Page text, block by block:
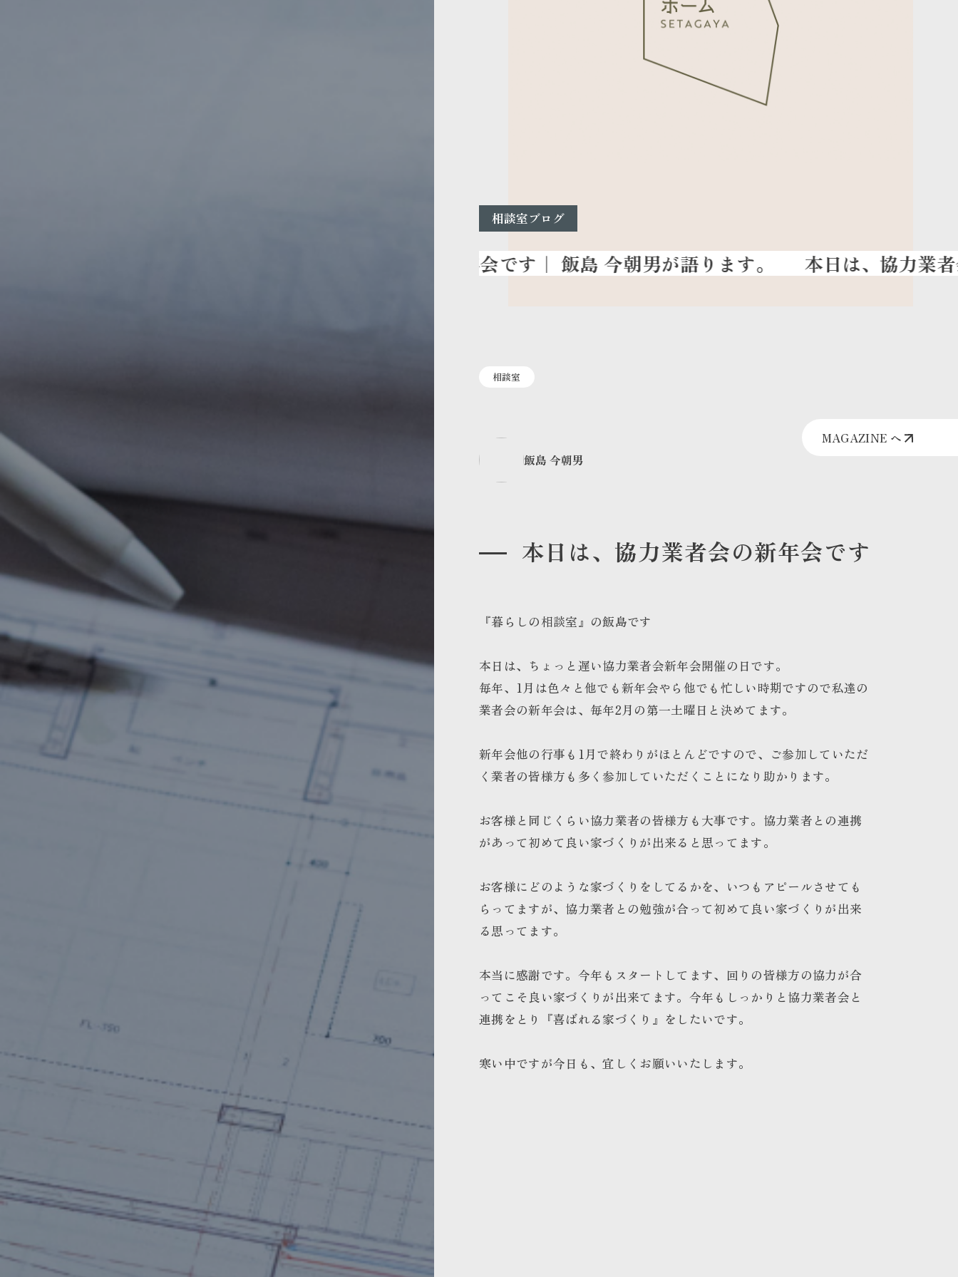
相談室ブログ
本日は、協力業者会の新
相談室
MAGAZINE へ
飯島 今朝男
本日は、協力業者会の新年会です
『暮らしの相談室』の飯島です
本日は、ちょっと遅い協力業者会新年会開催の日です。
毎年、1月は色々と他でも新年会やら他でも忙しい時期ですので私達の
業者会の新年会は、毎年2月の第一土曜日と決めてます。
新年会他の行事も1月で終わりがほとんどですので、ご参加していただ
く業者の皆様方も多く参加していただくことになり助かります。
お客様と同じくらい協力業者の皆様方も大事です。協力業者との連携
があって初めて良い家づくりが出来ると思ってます。
お客様にどのような家づくりをしてるかを、いつもアピールさせても
らってますが、協力業者との勉強が合って初めて良い家づくりが出来
る思ってます。
本当に感謝です。今年もスタートしてます、回りの皆様方の協力が合
ってこそ良い家づくりが出来てます。今年もしっかりと協力業者会と
連携をとり『喜ばれる家づくり』をしたいです。
寒い中ですが今日も、宜しくお願いいたします。